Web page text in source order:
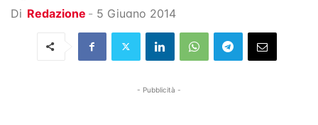
Di Redazione - 5 Giugno 2014
- Pubblicità -